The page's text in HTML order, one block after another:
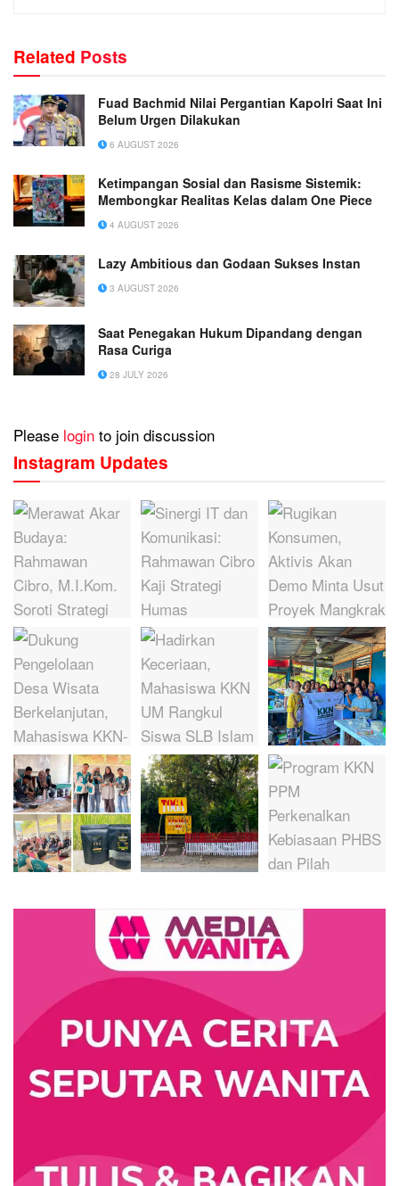
Related Posts
Fuad Bachmid Nilai Pergantian Kapolri Saat Ini
Belum Urgen Dilakukan
6 AUGUST 2026
Ketimpangan Sosial dan Rasisme Sistemik:
Membongkar Realitas Kelas dalam One Piece
4 AUGUST 2026
Lazy Ambitious dan Godaan Sukses Instan
3 AUGUST 2026
Saat Penegakan Hukum Dipandang dengan
Rasa Curiga
28 JULY 2026
Please login to join discussion
Instagram Updates